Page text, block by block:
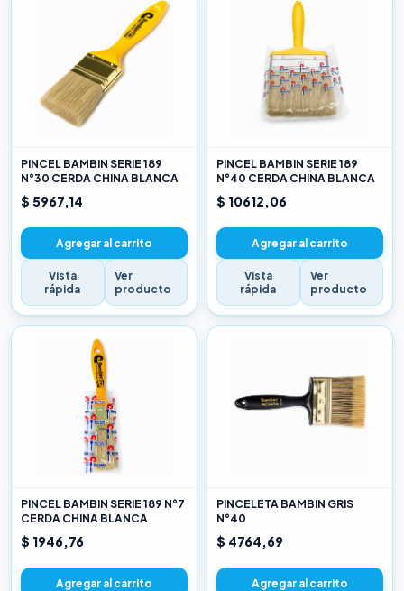
PINCEL BAMBIN SERIE 189
N°30 CERDA CHINA BLANCA
$ 5967,14
Agregar al carrito
Vista
rápida
Ver
producto
PINCEL BAMBIN SERIE 189
N°40 CERDA CHINA BLANCA
$ 10612,06
Agregar al carrito
Vista
rápida
Ver
producto
PINCEL BAMBIN SERIE 189 N°7
CERDA CHINA BLANCA
$ 1946,76
Agregar al carrito
PINCELETA BAMBIN GRIS
N°40
$ 4764,69
Agregar al carrito